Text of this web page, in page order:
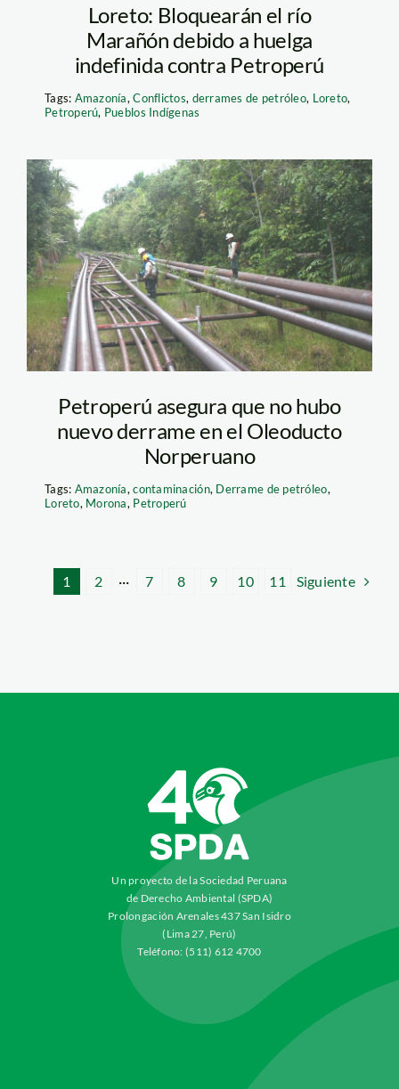
Loreto: Bloquearán el río
Marañón debido a huelga
indefinida contra Petroperú
Tags: Amazonía,Conflictos, derrames de petróleo, Loreto,
Petroperú, Pueblos Indígenas
oleducto norperuano
– andina
Petroperú asegura que no hubo
nuevo derrame en el Oleoducto
Norperuano
Tags: Amazonía,contaminación, Derrame de petróleo,
Loreto, Morona, Petroperú
1 2 ··· 7 8 9 10 11 Siguiente
Un proyecto de la Sociedad Peruana
de Derecho Ambiental (SPDA)
Prolongación Arenales 437 San Isidro
(Lima 27, Perú)
Teléfono: (511) 612 4700